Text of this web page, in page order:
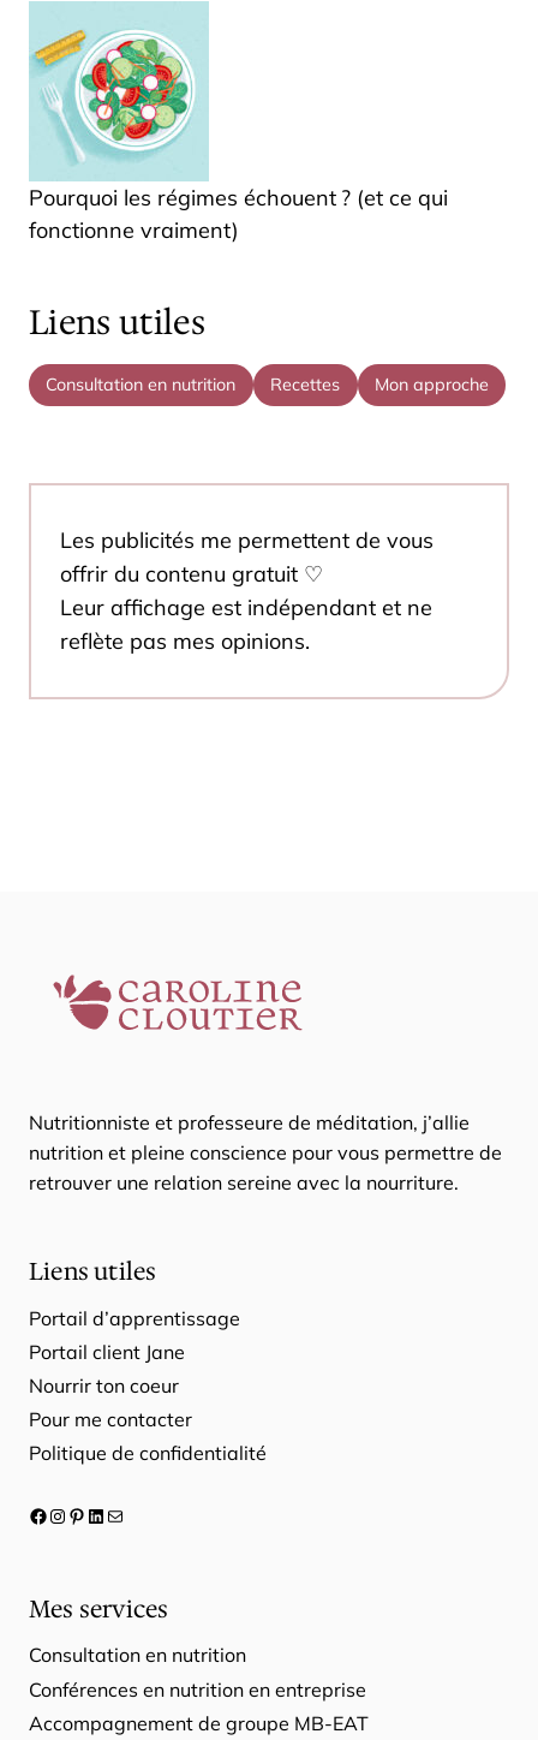
Pourquoi les régimes échouent ? (et ce qui
fonctionne vraiment)
Liens utiles
Consultation en nutrition Recettes Mon approche
Les publicités me permettent de vous
offrir du contenu gratuit ♡
Leur affichage est indépendant et ne
reflète pas mes opinions.
Nutritionniste et professeure de méditation, j’allie
nutrition et pleine conscience pour vous permettre de
retrouver une relation sereine avec la nourriture.
Liens utiles
Portail d’apprentissage
Portail client Jane
Nourrir ton coeur
Pour me contacter
Politique de confidentialité
Facebook
Instagram
Pinterest
LinkedIn
E-mail
Mes services
Consultation en nutrition
Conférences en nutrition en entreprise
Accompagnement de groupe MB-EAT